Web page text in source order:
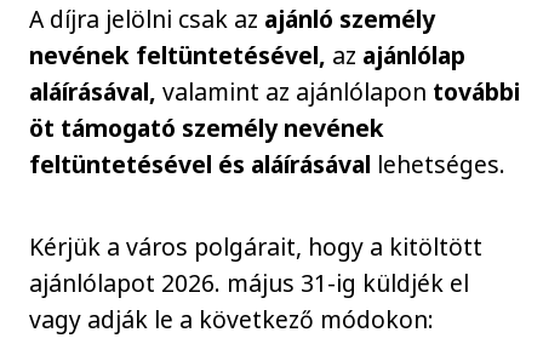
A díjra jelölni csak az ajánló személy
nevének feltüntetésével, az ajánlólap
aláírásával, valamint az ajánlólapon további
öt támogató személy nevének
feltüntetésével és aláírásával lehetséges.
Kérjük a város polgárait, hogy a kitöltött
ajánlólapot 2026. május 31-ig küldjék el
vagy adják le a következő módokon: